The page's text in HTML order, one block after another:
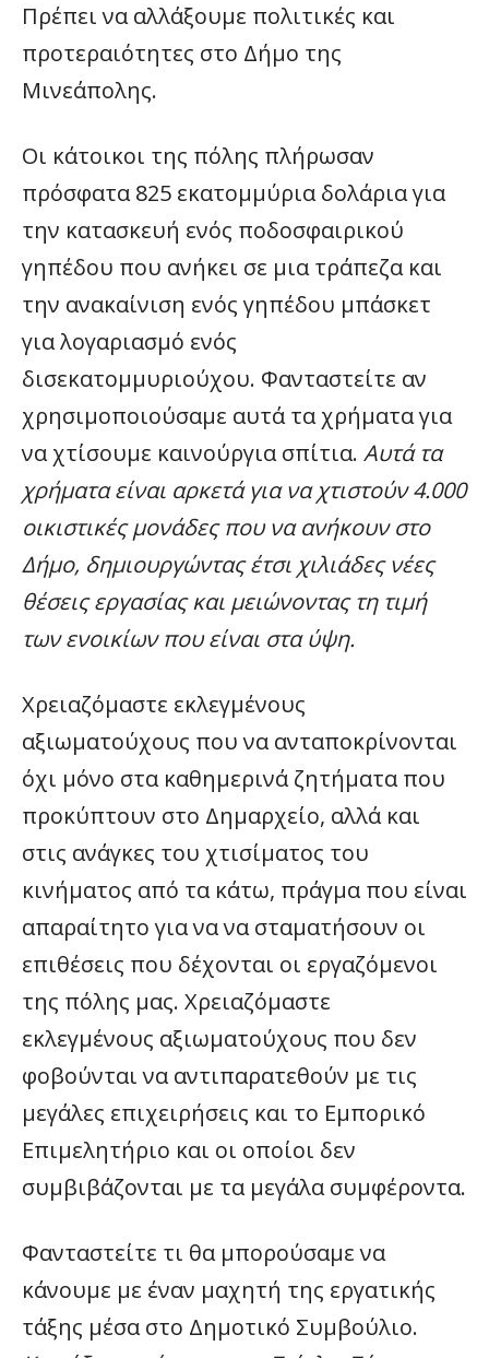
Πρέπει να αλλάξουμε πολιτικές και
προτεραιότητες στο Δήμο της
Μινεάπολης.
Οι κάτοικοι της πόλης πλήρωσαν
πρόσφατα 825 εκατομμύρια δολάρια για
την κατασκευή ενός ποδοσφαιρικού
γηπέδου που ανήκει σε μια τράπεζα και
την ανακαίνιση ενός γηπέδου μπάσκετ
για λογαριασμό ενός
δισεκατομμυριούχου. Φανταστείτε αν
χρησιμοποιούσαμε αυτά τα χρήματα για
να χτίσουμε καινούργια σπίτια. Αυτά τα
χρήματα είναι αρκετά για να χτιστούν 4.000
οικιστικές μονάδες που να ανήκουν στο
Δήμο, δημιουργώντας έτσι χιλιάδες νέες
θέσεις εργασίας και μειώνοντας τη τιμή
των ενοικίων που είναι στα ύψη.
Χρειαζόμαστε εκλεγμένους
αξιωματούχους που να ανταποκρίνονται
όχι μόνο στα καθημερινά ζητήματα που
προκύπτουν στο Δημαρχείο, αλλά και
στις ανάγκες του χτισίματος του
κινήματος από τα κάτω, πράγμα που είναι
απαραίτητο για να να σταματήσουν οι
επιθέσεις που δέχονται οι εργαζόμενοι
της πόλης μας. Χρειαζόμαστε
εκλεγμένους αξιωματούχους που δεν
φοβούνται να αντιπαρατεθούν με τις
μεγάλες επιχειρήσεις και το Εμπορικό
Επιμελητήριο και οι οποίοι δεν
συμβιβάζονται με τα μεγάλα συμφέροντα.
Φανταστείτε τι θα μπορούσαμε να
κάνουμε με έναν μαχητή της εργατικής
τάξης μέσα στο Δημοτικό Συμβούλιο.